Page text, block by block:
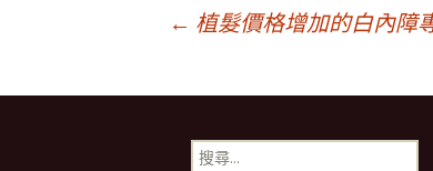
章
← 植髮價格增加的白內障
搜